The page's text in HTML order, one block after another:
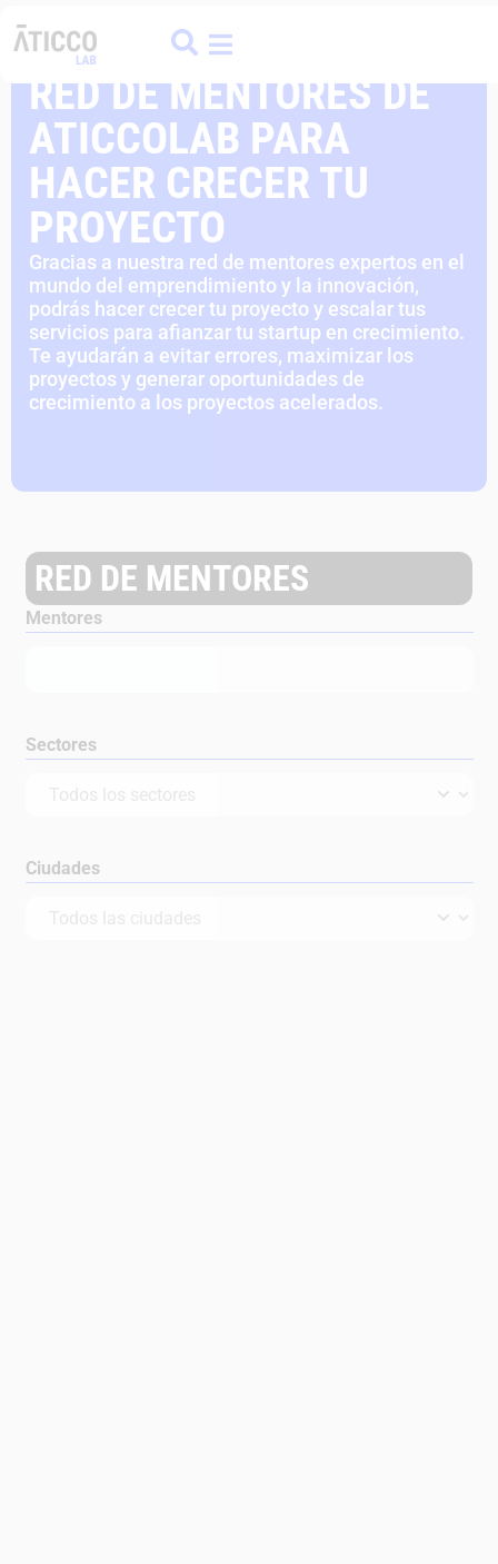
RED DE MENTORES DE
ATICCOLAB PARA
HACER CRECER TU
PROYECTO
Gracias a nuestra red de mentores expertos en el
mundo del emprendimiento y la innovación,
podrás hacer crecer tu proyecto y escalar tus
servicios para afianzar tu startup en crecimiento.
Te ayudarán a evitar errores, maximizar los
proyectos y generar oportunidades de
crecimiento a los proyectos acelerados.
RED DE MENTORES
Mentores
Sectores
Ciudades